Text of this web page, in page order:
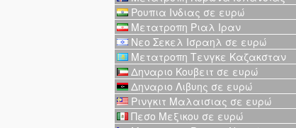
Ρουπια Ινδιας σε ευρώ
Μετατροπη Ριαλ Ιραν
Νεο Σεκελ Ισραηλ σε ευρώ
Μετατροπη Τενγκε Καζακσταν
Δηναριο Κουβειτ σε ευρώ
Δηναριο Λιβυης σε ευρώ
Ρινγκιτ Μαλαισιας σε ευρώ
Πεσο Μεξικου σε ευρώ